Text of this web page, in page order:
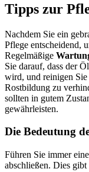
Tipps zur
Nachdem Sie ein
Pflege entscheidend,
Regelmäßige
Sie darauf, dass der
wird, und reinigen Sie
Rostbildung zu
sollten in gutem
gewährleisten.
Die Bedeutung
Führen Sie immer
abschließen. Dies